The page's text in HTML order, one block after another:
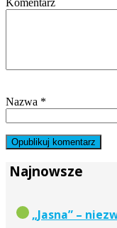
Nazwa *
Najnowsze
„Jasna” –